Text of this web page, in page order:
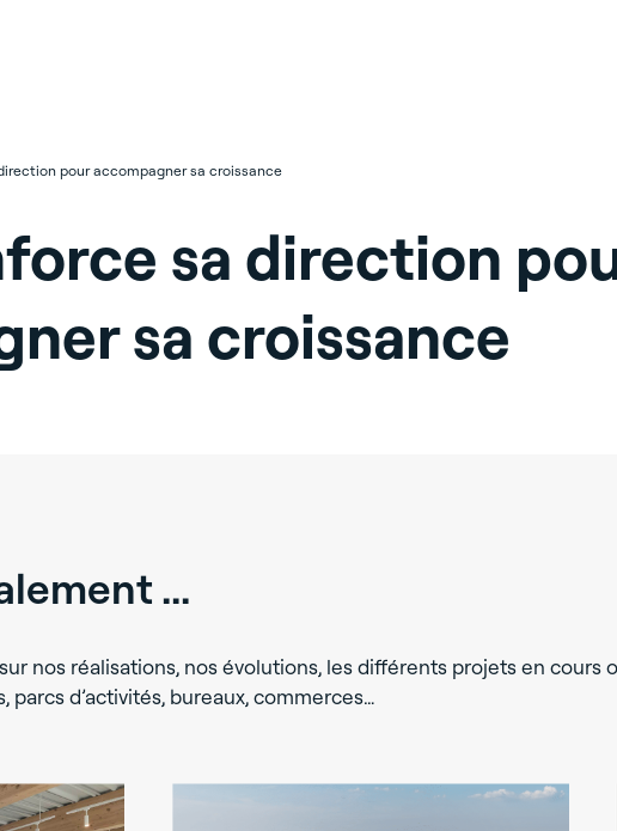
pour accompagner sa croissance
sa direction
sa croissance
...
nos réalisations, nos évolutions, les différents projets en cours
parcs d’activités, bureaux, commerces…